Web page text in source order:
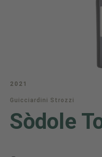
2021
Guicciardini Strozzi
Sòdole